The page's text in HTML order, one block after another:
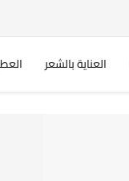
العناية بالشعر